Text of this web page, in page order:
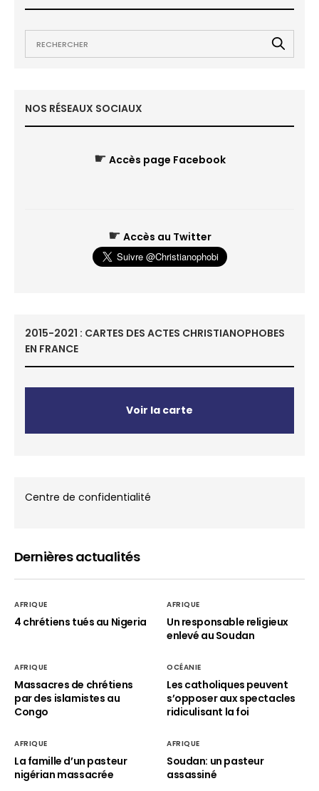
NOS RÉSEAUX SOCIAUX
☛ Accès page Facebook
☛ Accès au Twitter
2015-2021 : CARTES DES ACTES CHRISTIANOPHOBES
EN FRANCE
Voir la carte
Centre de confidentialité
Dernières actualités
AFRIQUE
4 chrétiens tués au Nigeria
AFRIQUE
Un responsable religieux
enlevé au Soudan
AFRIQUE
Massacres de chrétiens
par des islamistes au
Congo
OCÉANIE
Les catholiques peuvent
s’opposer aux spectacles
ridiculisant la foi
AFRIQUE
La famille d’un pasteur
nigérian massacrée
AFRIQUE
Soudan: un pasteur
assassiné